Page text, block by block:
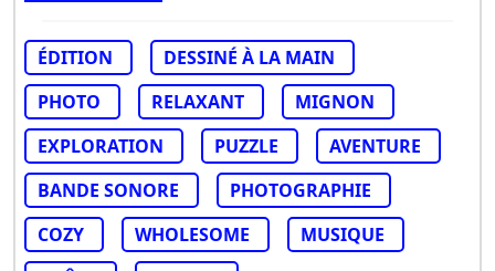
ÉDITION
DESSINÉ À LA MAIN
PHOTO
RELAXANT
MIGNON
EXPLORATION
PUZZLE
AVENTURE
BANDE SONORE
PHOTOGRAPHIE
COZY
WHOLESOME
MUSIQUE